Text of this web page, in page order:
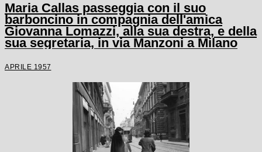
Maria Callas passeggia con il suo
barboncino in compagnia dell'amica
Giovanna Lomazzi, alla sua destra, e della
sua segretaria, in via Manzoni a Milano
APRILE 1957